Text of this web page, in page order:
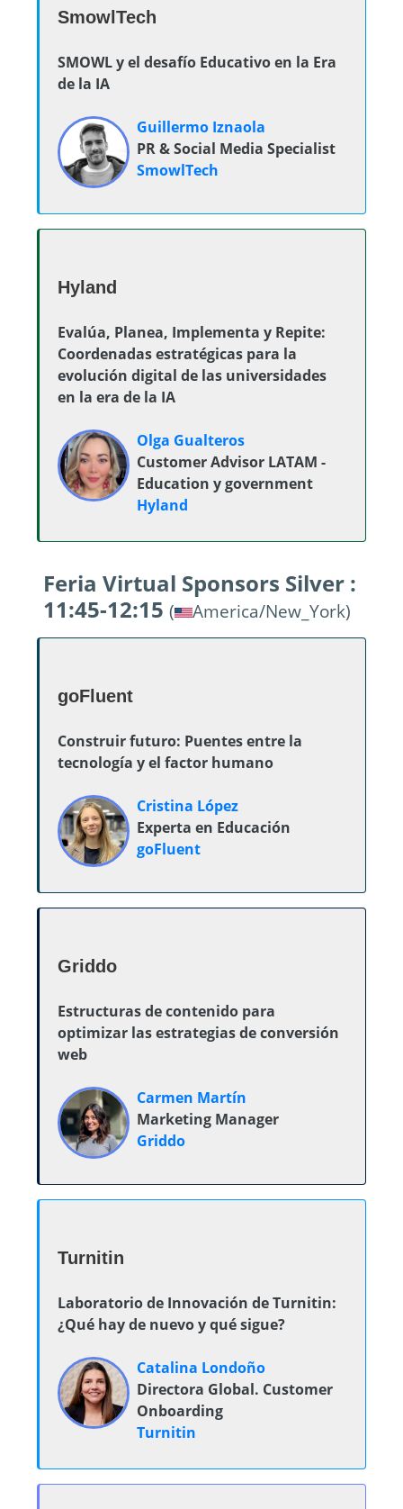
SmowlTech
SMOWL y el desafío Educativo en la Era
de la IA
Guillermo Iznaola
PR & Social Media Specialist
SmowlTech
Hyland
Evalúa, Planea, Implementa y Repite:
Coordenadas estratégicas para la
evolución digital de las universidades
en la era de la IA
Olga Gualteros
Customer Advisor LATAM -
Education y government
Hyland
Feria Virtual Sponsors Silver :
11:45-12:15 ( America/New_York)
goFluent
Construir futuro: Puentes entre la
tecnología y el factor humano
Cristina López
Experta en Educación
goFluent
Griddo
Estructuras de contenido para
optimizar las estrategias de conversión
web
Carmen Martín
Marketing Manager
Griddo
Turnitin
Laboratorio de Innovación de Turnitin:
¿Qué hay de nuevo y qué sigue?
Catalina Londoño
Directora Global. Customer
Onboarding
Turnitin